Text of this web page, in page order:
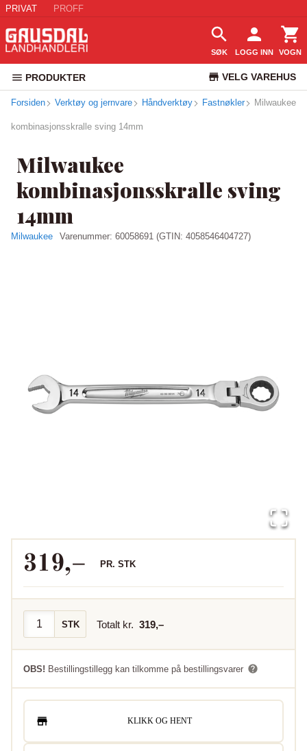
PRIVAT PROFF
SØK LOGG INN VOGN
PRODUKTER VELG VAREHUS
KUNDESERVICE
Forsiden Verktøy og jernvare Håndverktøy Fastnøkler Milwaukee
kombinasjonsskralle sving 14mm
Milwaukee
kombinasjonsskralle sving
14mm
Milwaukee Varenummer: 60058691 (GTIN: 4058546404727)
319,– PR. STK
STK Totalt kr. 319,–
OBS! Bestillingstillegg kan tilkomme på bestillingsvarer
KLIKK OG HENT